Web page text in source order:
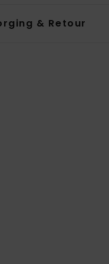
& Retour